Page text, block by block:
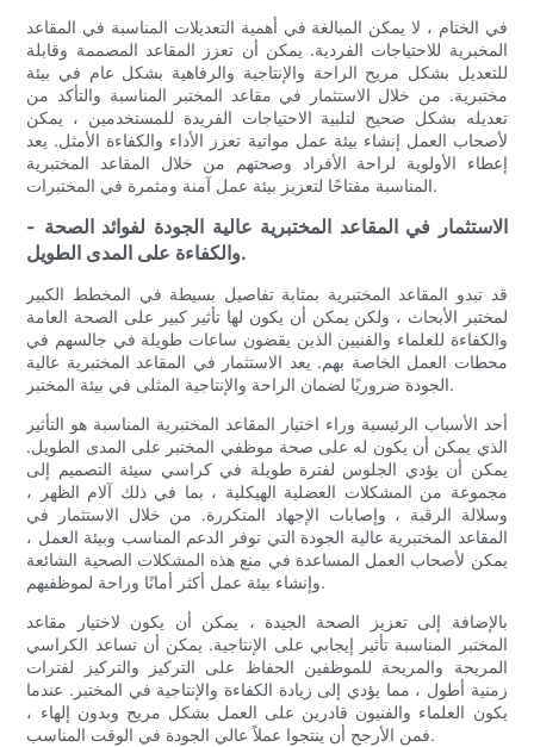
في الختام ، لا يمكن المبالغة في أهمية التعديلات المناسبة في المقاعد
المخبرية للاحتياجات الفردية. يمكن أن تعزز المقاعد المصممة وقابلة
للتعديل بشكل مريح الراحة والإنتاجية والرفاهية بشكل عام في بيئة
مختبرية. من خلال الاستثمار في مقاعد المختبر المناسبة والتأكد من
تعديله بشكل صحيح لتلبية الاحتياجات الفريدة للمستخدمين ، يمكن
لأصحاب العمل إنشاء بيئة عمل مواتية تعزز الأداء والكفاءة الأمثل. يعد
إعطاء الأولوية لراحة الأفراد وصحتهم من خلال المقاعد المختبرية
المناسبة مفتاحًا لتعزيز بيئة عمل آمنة ومثمرة في المختبرات.
- الاستثمار في المقاعد المختبرية عالية الجودة لفوائد الصحة
والكفاءة على المدى الطويل.
قد تبدو المقاعد المختبرية بمثابة تفاصيل بسيطة في المخطط الكبير
لمختبر الأبحاث ، ولكن يمكن أن يكون لها تأثير كبير على الصحة العامة
والكفاءة للعلماء والفنيين الذين يقضون ساعات طويلة في جالسهم في
محطات العمل الخاصة بهم. يعد الاستثمار في المقاعد المختبرية عالية
الجودة ضروريًا لضمان الراحة والإنتاجية المثلى في بيئة المختبر.
أحد الأسباب الرئيسية وراء اختيار المقاعد المختبرية المناسبة هو التأثير
الذي يمكن أن يكون له على صحة موظفي المختبر على المدى الطويل.
يمكن أن يؤدي الجلوس لفترة طويلة في كراسي سيئة التصميم إلى
مجموعة من المشكلات العضلية الهيكلية ، بما في ذلك آلام الظهر ،
وسلالة الرقبة ، وإصابات الإجهاد المتكررة. من خلال الاستثمار في
المقاعد المختبرية عالية الجودة التي توفر الدعم المناسب وبيئة العمل ،
يمكن لأصحاب العمل المساعدة في منع هذه المشكلات الصحية الشائعة
وإنشاء بيئة عمل أكثر أمانًا وراحة لموظفيهم.
بالإضافة إلى تعزيز الصحة الجيدة ، يمكن أن يكون لاختيار مقاعد
المختبر المناسبة تأثير إيجابي على الإنتاجية. يمكن أن تساعد الكراسي
المريحة والمريحة للموظفين الحفاظ على التركيز والتركيز لفترات
زمنية أطول ، مما يؤدي إلى زيادة الكفاءة والإنتاجية في المختبر. عندما
يكون العلماء والفنيون قادرين على العمل بشكل مريح وبدون إلهاء ،
فمن الأرجح أن ينتجوا عملاً عالي الجودة في الوقت المناسب.